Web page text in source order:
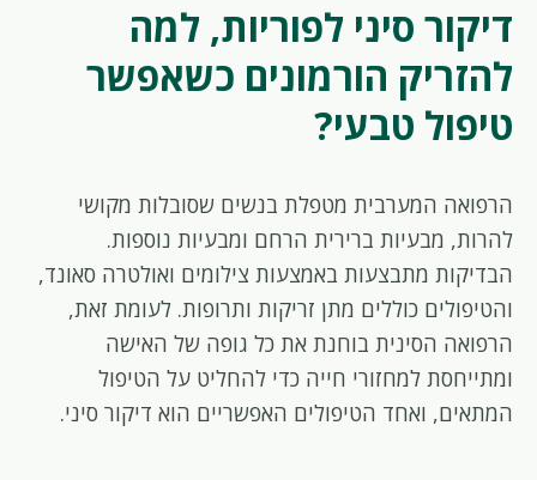
דיקור סיני לפוריות, למה
להזריק הורמונים כשאפשר
טיפול טבעי?
הרפואה המערבית מטפלת בנשים שסובלות מקושי
להרות, מבעיות ברירית הרחם ומבעיות נוספות.
הבדיקות מתבצעות באמצעות צילומים ואולטרה סאונד,
והטיפולים כוללים מתן זריקות ותרופות. לעומת זאת,
הרפואה הסינית בוחנת את כל גופה של האישה
ומתייחסת למחזורי חייה כדי להחליט על הטיפול
המתאים, ואחד הטיפולים האפשריים הוא דיקור סיני.